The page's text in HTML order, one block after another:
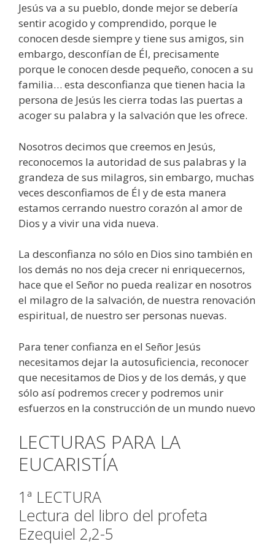
Jesús va a su pueblo, donde mejor se debería
sentir acogido y comprendido, porque le
conocen desde siempre y tiene sus amigos, sin
embargo, desconfían de Él, precisamente
porque le conocen desde pequeño, conocen a su
familia… esta desconfianza que tienen hacia la
persona de Jesús les cierra todas las puertas a
acoger su palabra y la salvación que les ofrece.
Nosotros decimos que creemos en Jesús,
reconocemos la autoridad de sus palabras y la
grandeza de sus milagros, sin embargo, muchas
veces desconfiamos de Él y de esta manera
estamos cerrando nuestro corazón al amor de
Dios y a vivir una vida nueva.
La desconfianza no sólo en Dios sino también en
los demás no nos deja crecer ni enriquecernos,
hace que el Señor no pueda realizar en nosotros
el milagro de la salvación, de nuestra renovación
espiritual, de nuestro ser personas nuevas.
Para tener confianza en el Señor Jesús
necesitamos dejar la autosuficiencia, reconocer
que necesitamos de Dios y de los demás, y que
sólo así podremos crecer y podremos unir
esfuerzos en la construcción de un mundo nuevo
LECTURAS PARA LA
EUCARISTÍA
1ª LECTURA
Lectura del libro del profeta
Ezequiel 2,2-5